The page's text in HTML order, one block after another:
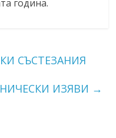
година.
СЪСТЕЗАНИЯ
ИЗЯВИ →